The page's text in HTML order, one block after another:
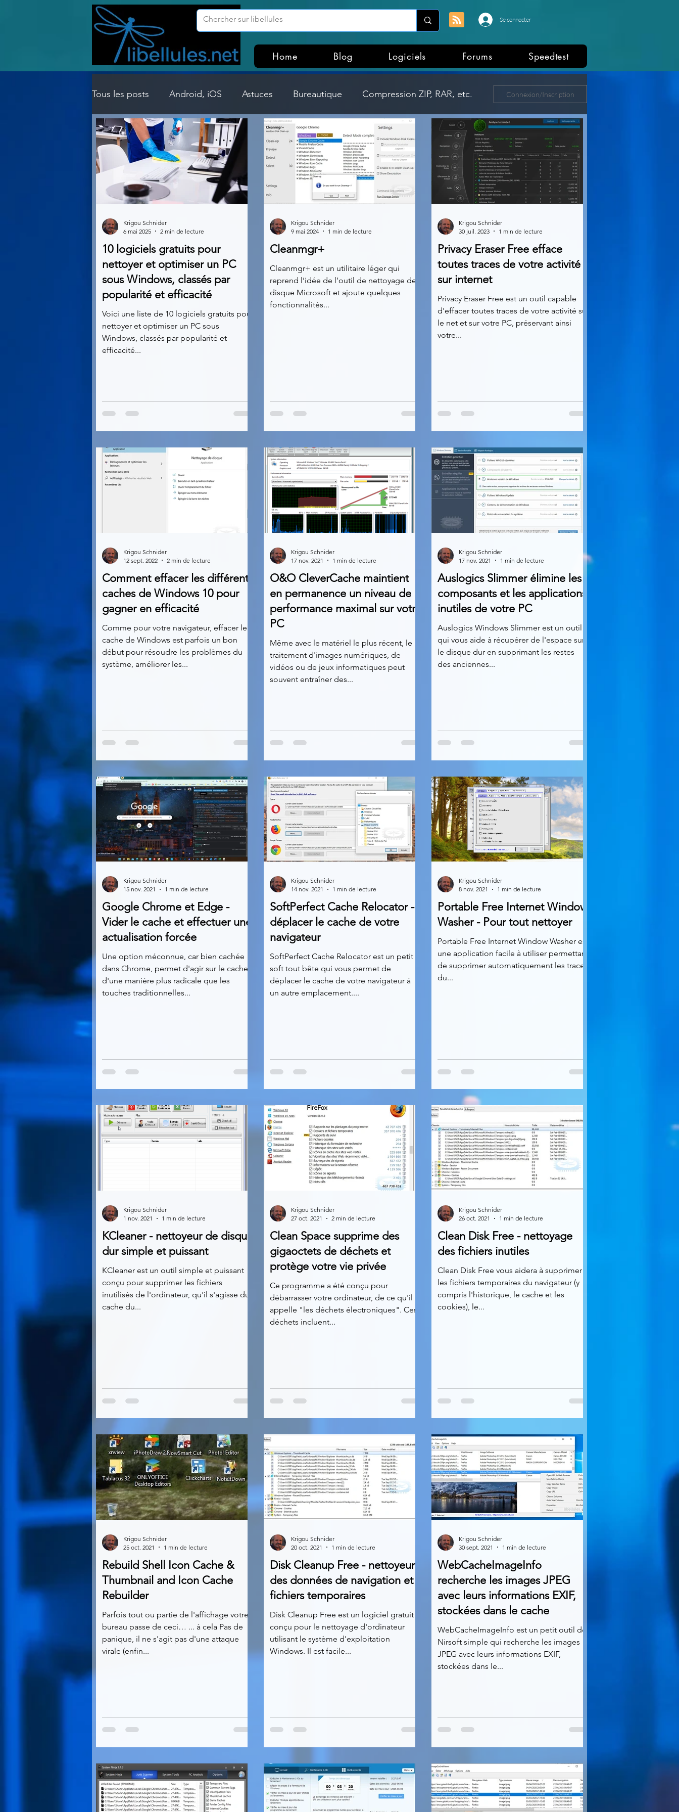
Se connecter
Home Blog Logiciels Forums Speedtest
Tous les posts Android, iOS Astuces Bureautique Compression ZIP, RAR, etc.
Customisation Windows Divers Dossier Windows Explorateurs de fichiers
Gestion Système Graphisme Hardware Internet
Multimedia Navigateurs Nirsoft
Photographie Réseaux Réseaux sociaux Sécurité Services en ligne
Video Logiciels les plus recherchés
Connexion/Inscription
10 logiciels gratuits pour
nettoyer et optimiser un PC
sous Windows, classés par
popularité et efficacité
Voici une liste de 10 logiciels gratuits pour
nettoyer et optimiser un PC sous
Windows, classés par popularité et
efficacité...
Krigou Schnider
6 mai 2025
2 min de lecture
Cleanmgr+
Cleanmgr+ est un utilitaire léger qui
reprend l’idée de l’outil de nettoyage de
disque Microsoft et ajoute quelques
fonctionnalités...
Krigou Schnider
9 mai 2024
1 min de lecture
Privacy Eraser Free efface
toutes traces de votre activité
sur internet
Privacy Eraser Free est un outil capable
d'effacer toutes traces de votre activité sur
le net et sur votre PC, préservant ainsi
votre...
Krigou Schnider
30 juil. 2023
1 min de lecture
Comment effacer les différents
caches de Windows 10 pour
gagner en efficacité
Comme pour votre navigateur, effacer le
cache de Windows est parfois un bon
début pour résoudre les problèmes du
système, améliorer les...
Krigou Schnider
12 sept. 2022
2 min de lecture
O&O CleverCache maintient
en permanence un niveau de
performance maximal sur votre
PC
Même avec le matériel le plus récent, le
traitement d'images numériques, de
vidéos ou de jeux informatiques peut
souvent entraîner des...
Krigou Schnider
17 nov. 2021
1 min de lecture
Auslogics Slimmer élimine les
composants et les applications
inutiles de votre PC
Auslogics Windows Slimmer est un outil
qui vous aide à récupérer de l'espace sur
le disque dur en supprimant les restes
des anciennes...
Krigou Schnider
17 nov. 2021
1 min de lecture
Google Chrome et Edge -
Vider le cache et effectuer une
actualisation forcée
Une option méconnue, car bien cachée
dans Chrome, permet d'agir sur le cache
d'une manière plus radicale que les
touches traditionnelles...
Krigou Schnider
15 nov. 2021
1 min de lecture
SoftPerfect Cache Relocator -
déplacer le cache de votre
navigateur
SoftPerfect Cache Relocator est un petit
soft tout bête qui vous permet de
déplacer le cache de votre navigateur à
un autre emplacement....
Krigou Schnider
14 nov. 2021
1 min de lecture
Portable Free Internet Window
Washer - Pour tout nettoyer
Portable Free Internet Window Washer est
une application facile à utiliser permettant
de supprimer automatiquement les traces
du...
Krigou Schnider
8 nov. 2021
1 min de lecture
KCleaner - nettoyeur de disque
dur simple et puissant
KCleaner est un outil simple et puissant
conçu pour supprimer les fichiers
inutilisés de l'ordinateur, qu'il s'agisse du
cache du...
Krigou Schnider
1 nov. 2021
1 min de lecture
Clean Space supprime des
gigaoctets de déchets et
protège votre vie privée
Ce programme a été conçu pour
débarrasser votre ordinateur, de ce qu'il
appelle "les déchets électroniques". Ces
déchets incluent...
Krigou Schnider
27 oct. 2021
2 min de lecture
Clean Disk Free - nettoyage
des fichiers inutiles
Clean Disk Free vous aidera à supprimer
les fichiers temporaires du navigateur (y
compris l'historique, le cache et les
cookies), le...
Krigou Schnider
26 oct. 2021
1 min de lecture
Rebuild Shell Icon Cache &
Thumbnail and Icon Cache
Rebuilder
Parfois tout ou partie de l'affichage votre
bureau passe de ceci… ... à cela Pas de
panique, il ne s'agit pas d'une attaque
virale (enfin...
Krigou Schnider
25 oct. 2021
1 min de lecture
Disk Cleanup Free - nettoyeur
des données de navigation et
fichiers temporaires
Disk Cleanup Free est un logiciel gratuit
conçu pour le nettoyage d'ordinateur
utilisant le système d'exploitation
Windows. Il est facile...
Krigou Schnider
20 oct. 2021
1 min de lecture
WebCacheImageInfo
recherche les images JPEG
avec leurs informations EXIF, ​​
stockées dans le cache
WebCacheImageInfo est un petit outil de
Nirsoft simple qui recherche les images
JPEG avec leurs informations EXIF, ​​
stockées dans le...
Krigou Schnider
30 sept. 2021
1 min de lecture